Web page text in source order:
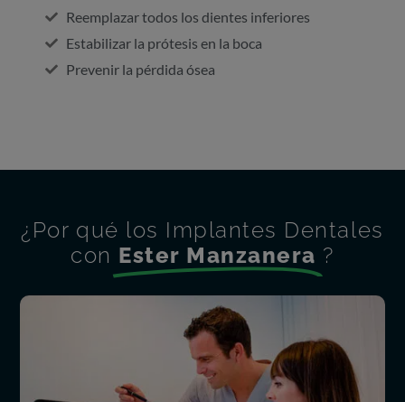
Reemplazar todos los dientes inferiores
Estabilizar la prótesis en la boca
Prevenir la pérdida ósea
¿Por qué los Implantes Dentales
con Ester Manzanera ?